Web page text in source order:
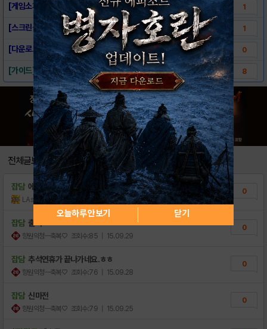
[게임소개] - 신마전 for kakao 1
[스크린샷] - 신마전 for kakao 1
[다운로드링크] - 신마전 for kakao 0
[가이드] 신마전의 기본 가이드 8
전체글보기
잡담 에..엑토즈?
LAsahi 조회수:70 | 18.11.24
0
잡담 출첵
향원익청ㅡ축복♡ 조회수:85 | 15.09.29
0
잡담 추석연휴가 끝나가네요.ㅎㅎ
향원익청ㅡ축복♡ 조회수:76 | 15.09.28
0
잡담 신마전
향원익청ㅡ축복♡ 조회수:79 | 15.09.25
0
오늘하루 안보기 닫기